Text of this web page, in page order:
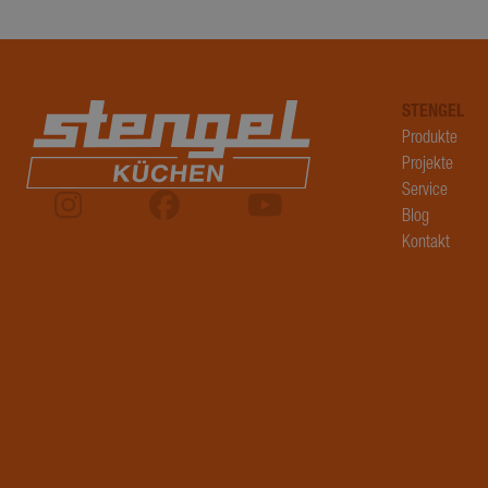
STENGEL
Produkte
Projekte
Service
Blog
Kontakt